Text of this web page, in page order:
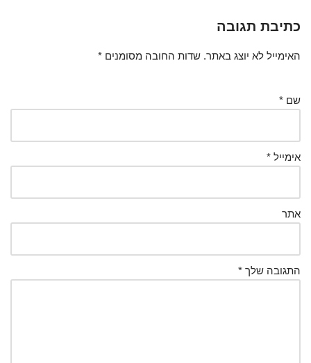
כתיבת תגובה
האימייל לא יוצג באתר. שדות החובה מסומנים *
שם *
אימייל *
אתר
התגובה שלך *